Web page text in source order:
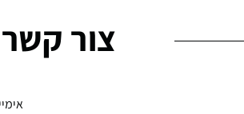
צור קשר